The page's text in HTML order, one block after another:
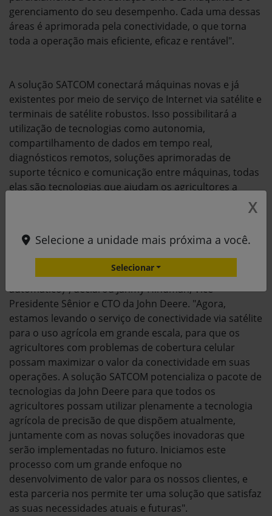
gerenciamento do seu desempenho. Cada uma dessas
áreas é aprimorada pela conectividade, o que torna
toda a operação mais eficiente, eficaz e rentável".
A solução SATCOM conectará máquinas novas e já
existentes por meio de serviço de Internet via satélite e
terminais de satélite robustos. Isso possibilitará a
utilização de tecnologias como autonomia,
compartilhamento de dados em tempo real,
diagnósticos remotos, soluções aprimoradas de
suporte técnico e comunicação entre máquinas, todas
elas são tecnologias que ajudam os agricultores a
"A John Deere lidera o setor de equipamentos agrícolas
há mais de duas décadas com tecnologia de
orientação de precisão baseada em satélite (piloto
automático)", declarou Jahmy Hindman, Vice-
Presidente Sênior e CTO da John Deere. "Agora,
estamos levando o serviço de conectividade via satélite
para o uso agrícola em grande escala, para que os
agricultores com problemas de cobertura celular
possam maximizar o valor da conectividade em suas
operações. A solução SATCOM potencializa o pacote de
tecnologias da John Deere para que todos os
agricultores possam utilizar plenamente a tecnologia
agrícola de precisão de que dispõem atualmente,
juntamente com as novas soluções inovadoras que
serão implementadas no futuro. Iniciamos este
processo com um grande enfoque no
desenvolvimento de valor para os nossos clientes, e
esta parceria nos permite ter uma solução que satisfaz
as suas necessidades atuais e futuras".
X
Selecione a unidade mais próxima a você.
Selecionar